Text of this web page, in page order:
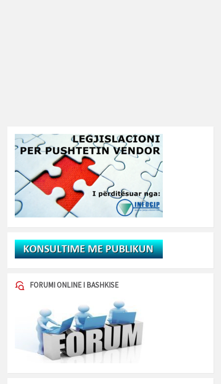
FORUMI ONLINE I BASHKISE